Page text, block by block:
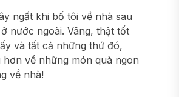
ngất khi bố tôi về nhà sau
nước ngoài. Vâng, thật tốt
và tất cả những thứ đó,
về những món quà ngon
về nhà!